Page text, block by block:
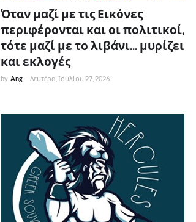
Όταν μαζί με τις Εικόνες
περιφέρονται και οι πολιτικοί,
τότε μαζί με το λιβάνι... μυρίζει
και εκλογές
by Ang - Δευτέρα, Ιουλίου 27, 2026